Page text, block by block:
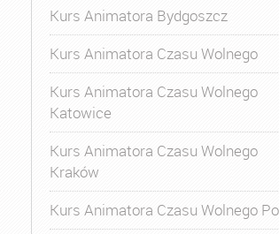
Kurs Animatora Czasu Wolnego,Kurs
Kurs Animatora Bydgoszcz
Kurs Animatora Czasu Wolnego
Kurs Animatora Czasu Wolnego
Katowice
Kurs Animatora Czasu Wolnego
Kraków
Kurs Animatora Czasu Wolnego